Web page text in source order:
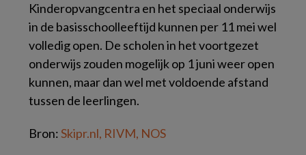
Kinderopvangcentra en het speciaal onderwijs
in de basisschoolleeftijd kunnen per 11 mei wel
volledig open. De scholen in het voortgezet
onderwijs zouden mogelijk op 1 juni weer open
kunnen, maar dan wel met voldoende afstand
tussen de leerlingen.
Bron:Skipr.nl, RIVM, NOS